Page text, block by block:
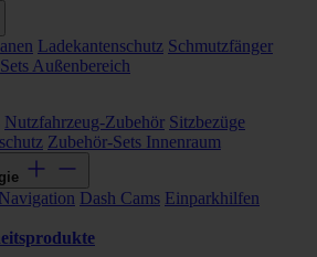
Ladekantenschutz Schmutzfänger
Außenbereich
Nutzfahrzeug-Zubehör Sitzbezüge
Zubehör-Sets Innenraum
Dash Cams Einparkhilfen